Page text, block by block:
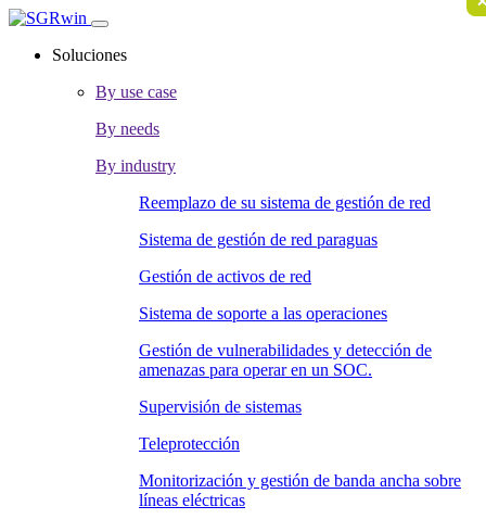
Soluciones
By use case
By needs
By industry
Reemplazo de su sistema de gestión de red
Sistema de gestión de red paraguas
Gestión de activos de red
Sistema de soporte a las operaciones
Gestión de vulnerabilidades y detección de
amenazas para operar en un SOC.
Supervisión de sistemas
Teleprotección
Monitorización y gestión de banda ancha sobre
líneas eléctricas